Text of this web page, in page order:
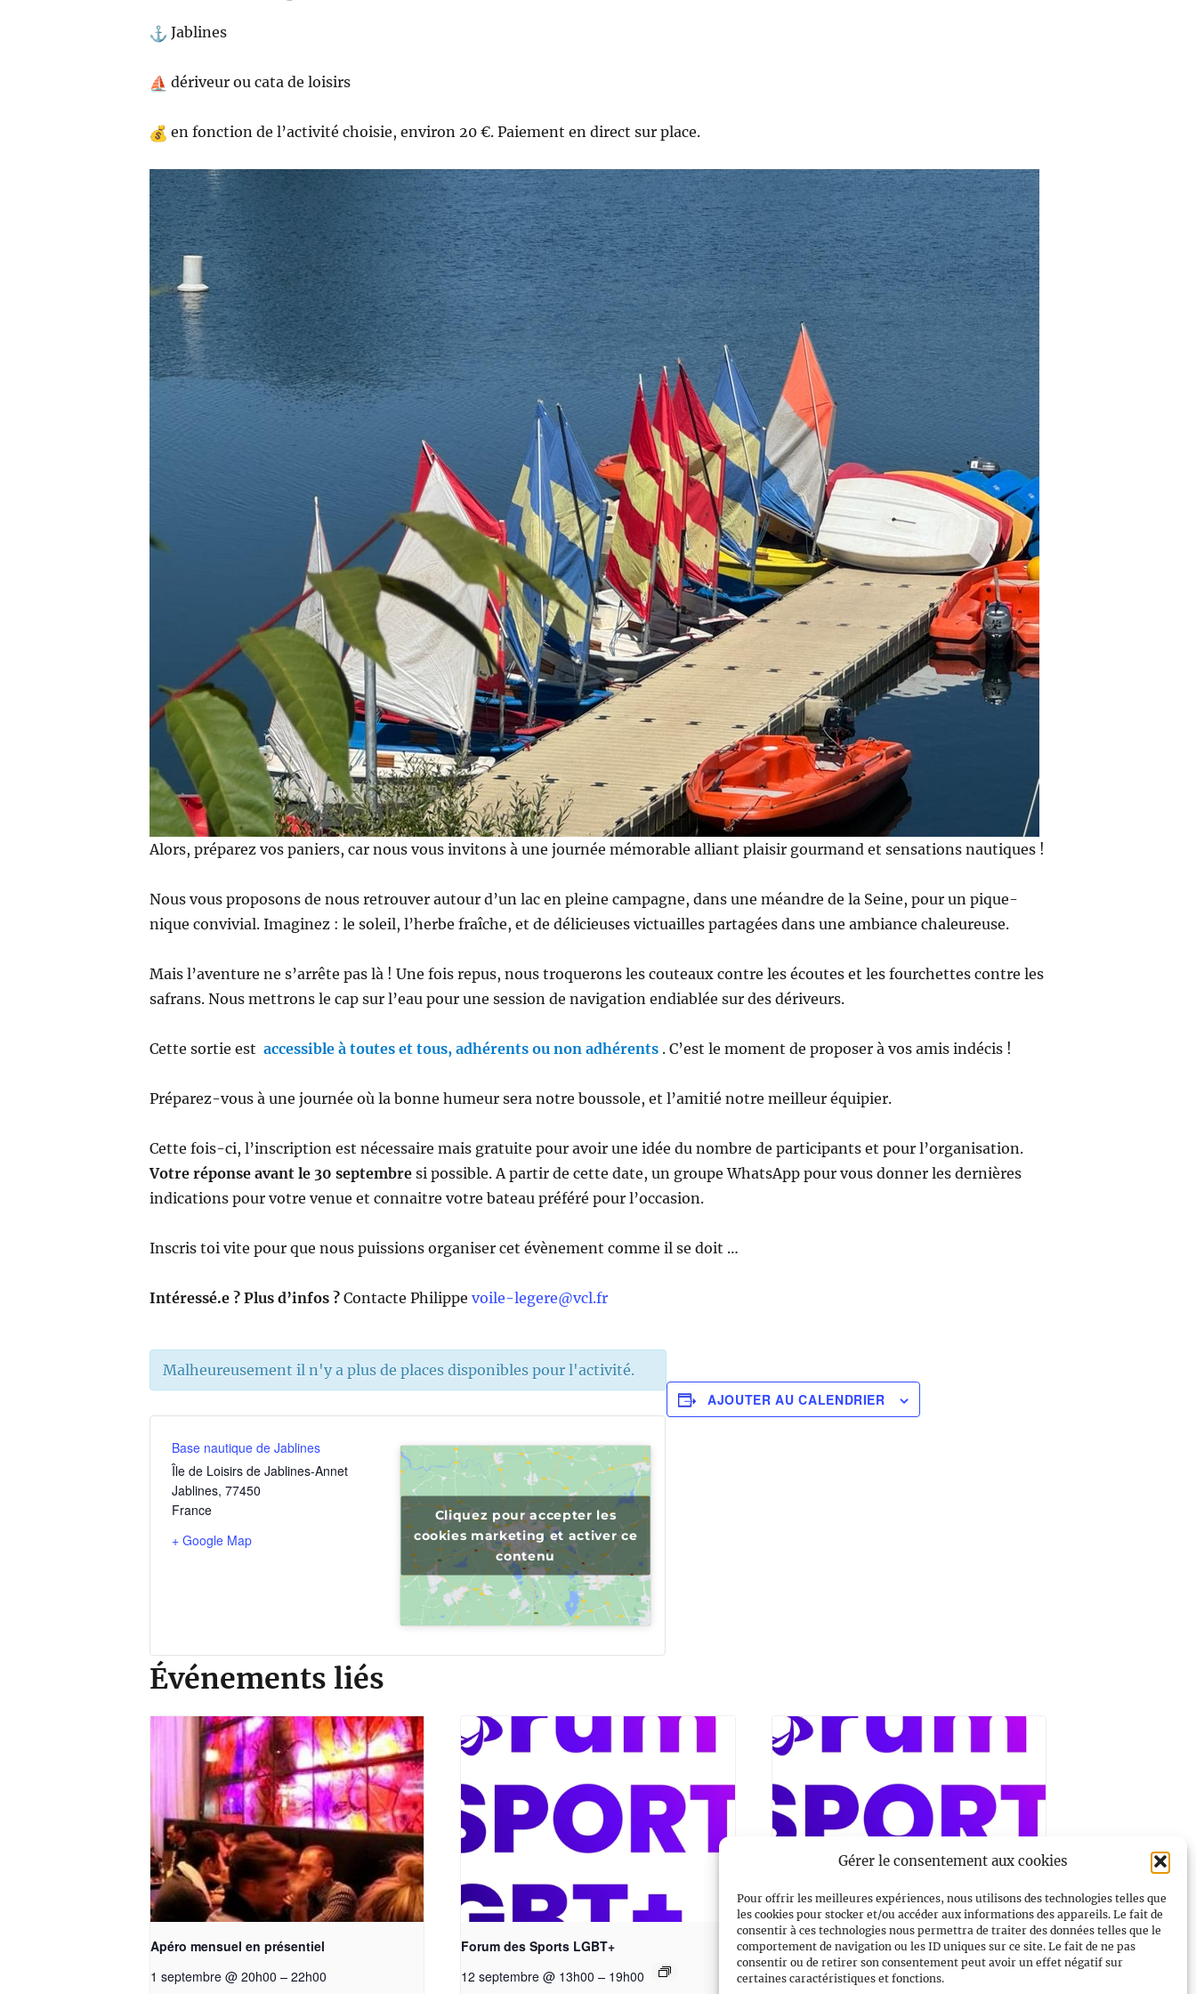
Gérer le consentement aux cookies
Pour offrir les meilleures expériences, nous utilisons des technologies telles que
les cookies pour stocker et/ou accéder aux informations des appareils. Le fait de
consentir à ces technologies nous permettra de traiter des données telles que le
comportement de navigation ou les ID uniques sur ce site. Le fait de ne pas
consentir ou de retirer son consentement peut avoir un effet négatif sur
certaines caractéristiques et fonctions.
Jablines
dériveur ou cata de loisirs
en fonction de l’activité choisie, environ 20 €. Paiement en direct sur place.
Alors, préparez vos paniers, car nous vous invitons à une journée mémorable alliant plaisir gourmand et sensations nautiques !
Nous vous proposons de nous retrouver autour d’un lac en pleine campagne, dans une méandre de la Seine, pour un pique-
nique convivial. Imaginez : le soleil, l’herbe fraîche, et de délicieuses victuailles partagées dans une ambiance chaleureuse.
Mais l’aventure ne s’arrête pas là ! Une fois repus, nous troquerons les couteaux contre les écoutes et les fourchettes contre les
safrans. Nous mettrons le cap sur l’eau pour une session de navigation endiablée sur des dériveurs.
Cette sortie est accessible à toutes et tous, adhérents ou non adhérents . C’est le moment de proposer à vos amis indécis !
Préparez-vous à une journée où la bonne humeur sera notre boussole, et l’amitié notre meilleur équipier.
Cette fois-ci, l’inscription est nécessaire mais gratuite pour avoir une idée du nombre de participants et pour l’organisation.
Votre réponse avant le 30 septembre si possible. A partir de cette date, un groupe WhatsApp pour vous donner les dernières
indications pour votre venue et connaitre votre bateau préféré pour l’occasion.
Inscris toi vite pour que nous puissions organiser cet évènement comme il se doit …
Intéressé.e ? Plus d’infos ? Contacte Philippe voile-legere@vcl.fr
Malheureusement il n'y a plus de places disponibles pour l'activité.
Base nautique de Jablines
Île de Loisirs de Jablines-Annet
Jablines, 77450
France
+ Google Map
Cliquez pour accepter les
cookies marketing et activer ce
contenu
AJOUTER AU CALENDRIER
Événements liés
Apéro mensuel en présentiel
1 septembre @ 20h00 – 22h00
Forum des Sports LGBT+
12 septembre @ 13h00 – 19h00
Forum des Sports LGBT+
13 septembre @ 13h00 – 19h00